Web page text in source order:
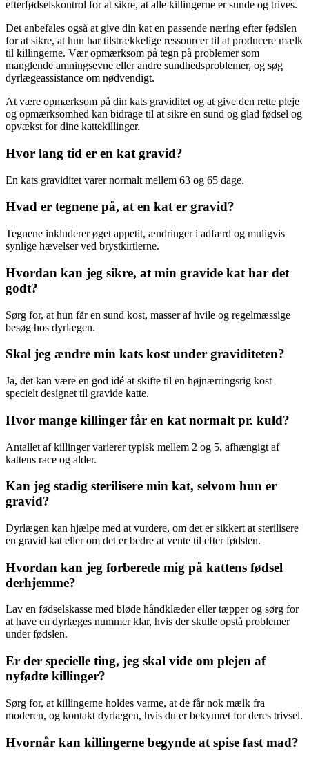
efterfødselskontrol for at sikre, at alle killingerne er sunde og trives.
Det anbefales også at give din kat en passende næring efter fødslen
for at sikre, at hun har tilstrækkelige ressourcer til at producere mælk
til killingerne. Vær opmærksom på tegn på problemer som
manglende amningsevne eller andre sundhedsproblemer, og søg
dyrlægeassistance om nødvendigt.
At være opmærksom på din kats graviditet og at give den rette pleje
og opmærksomhed kan bidrage til at sikre en sund og glad fødsel og
opvækst for dine kattekillinger.
Hvor lang tid er en kat gravid?
En kats graviditet varer normalt mellem 63 og 65 dage.
Hvad er tegnene på, at en kat er gravid?
Tegnene inkluderer øget appetit, ændringer i adfærd og muligvis
synlige hævelser ved brystkirtlerne.
Hvordan kan jeg sikre, at min gravide kat har det
godt?
Sørg for, at hun får en sund kost, masser af hvile og regelmæssige
besøg hos dyrlægen.
Skal jeg ændre min kats kost under graviditeten?
Ja, det kan være en god idé at skifte til en højnærringsrig kost
specielt designet til gravide katte.
Hvor mange killinger får en kat normalt pr. kuld?
Antallet af killinger varierer typisk mellem 2 og 5, afhængigt af
kattens race og alder.
Kan jeg stadig sterilisere min kat, selvom hun er
gravid?
Dyrlægen kan hjælpe med at vurdere, om det er sikkert at sterilisere
en gravid kat eller om det er bedre at vente til efter fødslen.
Hvordan kan jeg forberede mig på kattens fødsel
derhjemme?
Lav en fødselskasse med bløde håndklæder eller tæpper og sørg for
at have en dyrlæges nummer klar, hvis der skulle opstå problemer
under fødslen.
Er der specielle ting, jeg skal vide om plejen af
nyfødte killinger?
Sørg for, at killingerne holdes varme, at de får nok mælk fra
moderen, og kontakt dyrlægen, hvis du er bekymret for deres trivsel.
Hvornår kan killingerne begynde at spise fast mad?